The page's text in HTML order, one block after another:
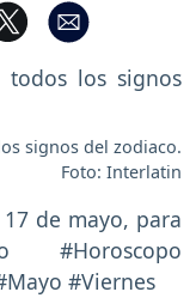
signos del zodiaco.
Foto: Interlatin
de mayo, para
#Viernes